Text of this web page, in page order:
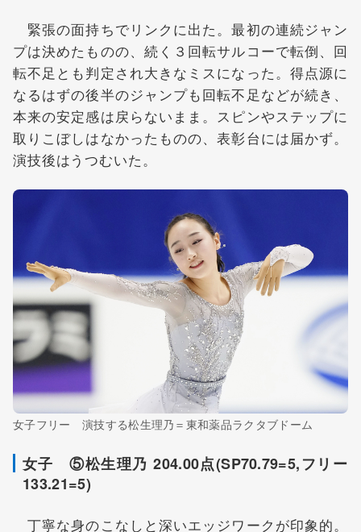
緊張の面持ちでリンクに出た。最初の連続ジャン
プは決めたものの、続く３回転サルコーで転倒、回
転不足とも判定され大きなミスになった。得点源に
なるはずの後半のジャンプも回転不足などが続き、
本来の安定感は戻らないまま。スピンやステップに
取りこぼしはなかったものの、表彰台には届かず。
演技後はうつむいた。
女子フリー 演技する松生理乃＝東和薬品ラクタブドーム
女子 ⑤松生理乃 204.00点(SP70.79=5,フリー
133.21=5)
丁寧な身のこなしと深いエッジワークが印象的。